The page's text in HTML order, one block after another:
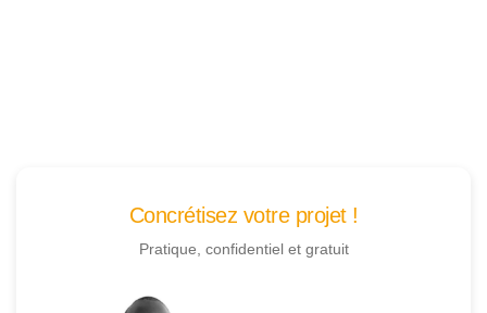
Concrétisez votre projet !
Pratique, confidentiel et gratuit